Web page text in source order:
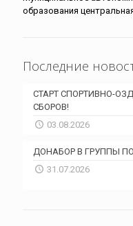
образования
Последние
СТАРТ СПОРТИВНО-
СБОРОВ!
03.08.2026
ДОНАБОР В ГРУППЫ
31.07.2026